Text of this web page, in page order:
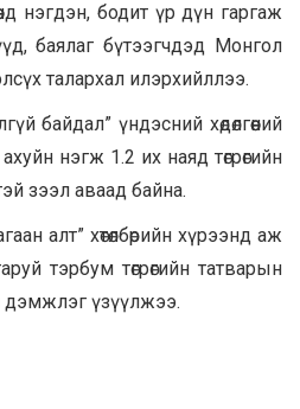
нэгдэн, бодит үр дүн гаргаж
баялаг бүтээгчдэд Монгол
талархал илэрхийллээ.
байдал” үндэсний хөдөлгөөний
нэгж 1.2 их наяд төгрөгийн
зээл аваад байна.
алт” хөтөлбөрийн хүрээнд аж
тэрбум төгрөгийн татварын
дэмжлэг үзүүлжээ.